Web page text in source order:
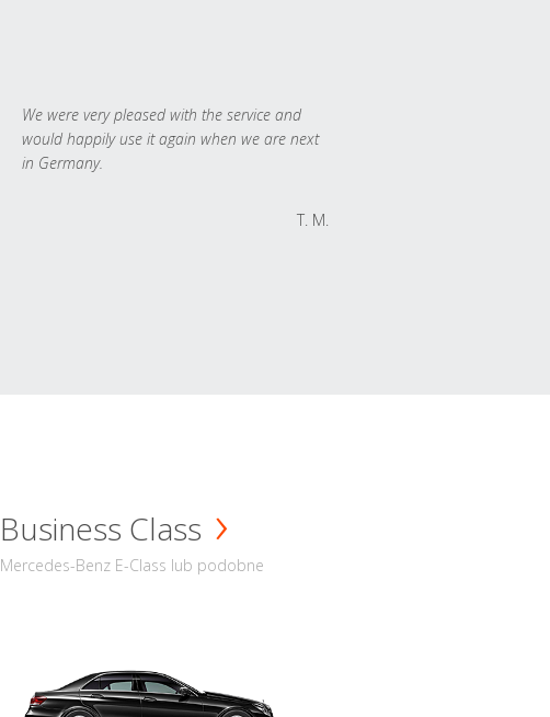
We were very pleased with the service and
would happily use it again when we are next
in Germany.
T. M.
Business Class
Mercedes-Benz E-Class lub podobne